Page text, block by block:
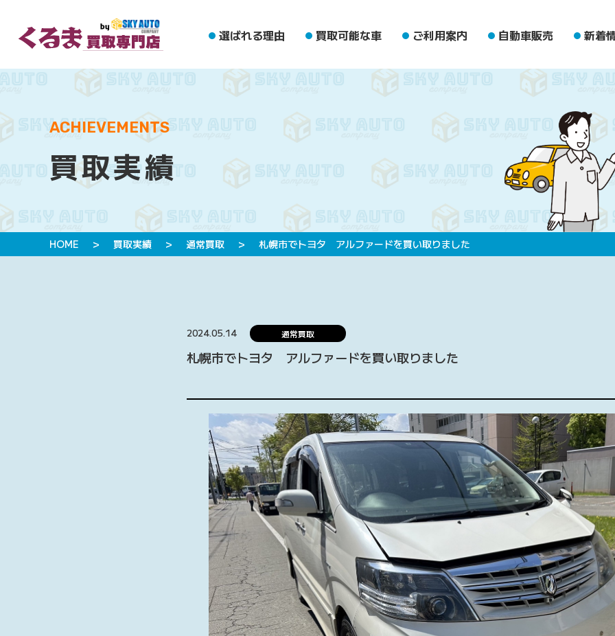
選ばれる理由 買取可能な車 ご利用案内 自動車販売 新着
ACHIEVEMENTS
買取実績
HOME > 買取実績 > 通常買取 > 札幌市でトヨタ アルファードを買い取りました
2024.05.14 通常買取
札幌市でトヨタ アルファードを買い取りました